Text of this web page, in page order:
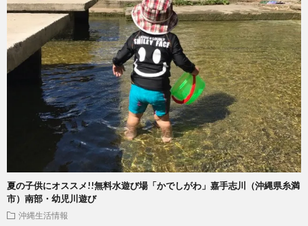
夏の子供にオススメ!!無料水遊び場「かでしがわ」嘉手志川（沖縄県糸満
市）南部・幼児川遊び
沖縄生活情報